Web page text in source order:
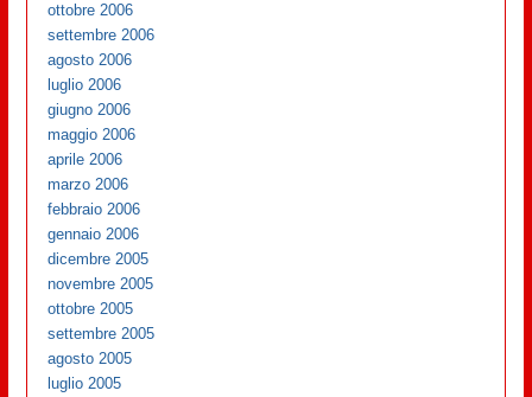
ottobre 2006
settembre 2006
agosto 2006
luglio 2006
giugno 2006
maggio 2006
aprile 2006
marzo 2006
febbraio 2006
gennaio 2006
dicembre 2005
novembre 2005
ottobre 2005
settembre 2005
agosto 2005
luglio 2005